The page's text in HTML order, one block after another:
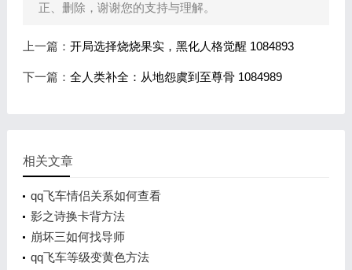
正、删除，谢谢您的支持与理解。
上一篇： 开局选择烧烧果实，黑化人格觉醒 1084893
下一篇： 全人类补全：从地怨虞到至尊骨 1084989
相关文章
qq飞车情侣关系如何查看
影之诗换卡背方法
崩坏三如何找导师
qq飞车等级变黄色方法